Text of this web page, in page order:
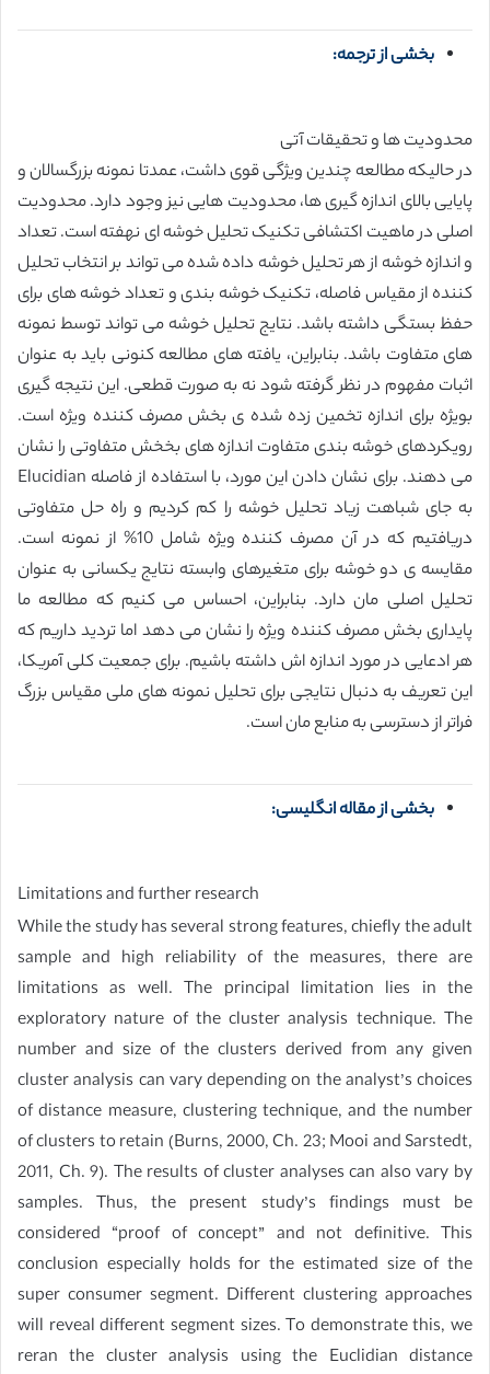
بخشی از ترجمه:
محدودیت ها و تحقیقات آتی
در حالیکه مطالعه چندین ویژگی قوی داشت، عمدتا نمونه بزرگسالان و
پایایی بالای اندازه گیری ها، محدودیت هایی نیز وجود دارد. محدودیت
اصلی در ماهیت اکتشافی تکنیک تحلیل خوشه ای نهفته است. تعداد
و اندازه خوشه از هر تحلیل خوشه داده شده می تواند بر انتخاب تحلیل
کننده از مقیاس فاصله، تکنیک خوشه بندی و تعداد خوشه های برای
حفظ بستگی داشته باشد. نتایج تحلیل خوشه می تواند توسط نمونه
های متفاوت باشد. بنابراین، یافته های مطالعه کنونی باید به عنوان
اثبات مفهوم در نظر گرفته شود نه به صورت قطعی. این نتیجه گیری
بویژه برای اندازه تخمین زده شده ی بخش مصرف کننده ویژه است.
رویکردهای خوشه بندی متفاوت اندازه های بخخش متفاوتی را نشان
می دهند. برای نشان دادن این مورد، با استفاده از فاصله Elucidian
به جای شباهت زیاد تحلیل خوشه را کم کردیم و راه حل متفاوتی
دریافتیم که در آن مصرف کننده ویژه شامل 10% از نمونه است.
مقایسه ی دو خوشه برای متغیرهای وابسته نتایج یکسانی به عنوان
تحلیل اصلی مان دارد. بنابراین، احساس می کنیم که مطالعه ما
پایداری بخش مصرف کننده ویژه را نشان می دهد اما تردید داریم که
هر ادعایی در مورد اندازه اش داشته باشیم. برای جمعیت کلی آمریکا،
این تعریف به دنبال نتایجی برای تحلیل نمونه های ملی مقیاس بزرگ
فراتر از دسترسی به منابع مان است.
بخشی از مقاله انگلیسی:
Limitations and further research
While the study has several strong features, chiefly the adult
sample and high reliability of the measures, there are
limitations as well. The principal limitation lies in the
exploratory nature of the cluster analysis technique. The
number and size of the clusters derived from any given
cluster analysis can vary depending on the analyst’s choices
of distance measure, clustering technique, and the number
of clusters to retain (Burns, 2000, Ch. 23; Mooi and Sarstedt,
2011, Ch. 9). The results of cluster analyses can also vary by
samples. Thus, the present study’s findings must be
considered “proof of concept” and not definitive. This
conclusion especially holds for the estimated size of the
super consumer segment. Different clustering approaches
will reveal different segment sizes. To demonstrate this, we
reran the cluster analysis using the Euclidian distance